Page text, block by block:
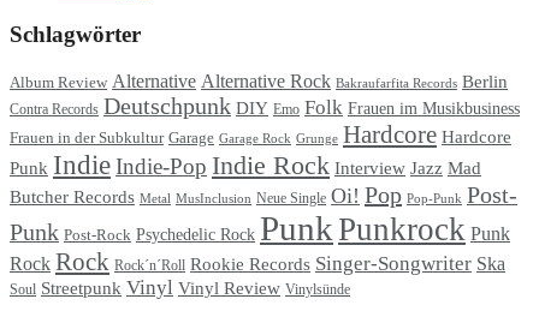
Schlagwörter
Album Review Alternative Alternative Rock Bakraufarfita Records Berlin
Contra Records Deutschpunk DIY Emo Folk Frauen im Musikbusiness
Frauen in der Subkultur Garage Garage Rock Grunge Hardcore Hardcore
Punk IndieIndie-Pop Indie Rock Interview Jazz Mad
Butcher Records Metal MusInclusion Neue Single Oi! Pop Pop-Punk Post-
Punk Post-Rock Psychedelic Rock PunkPunkrock Punk
Rock Rock Rock´n´Roll Rookie Records Singer-Songwriter Ska
Soul Streetpunk Vinyl Vinyl Review Vinylsünde